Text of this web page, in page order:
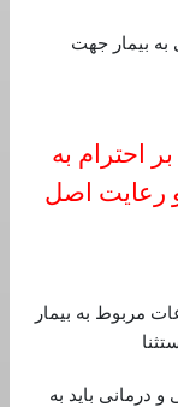
به بيمار جهت
احترام به
رعايت اصل
مربوط به بيمار
درمانی بايد به